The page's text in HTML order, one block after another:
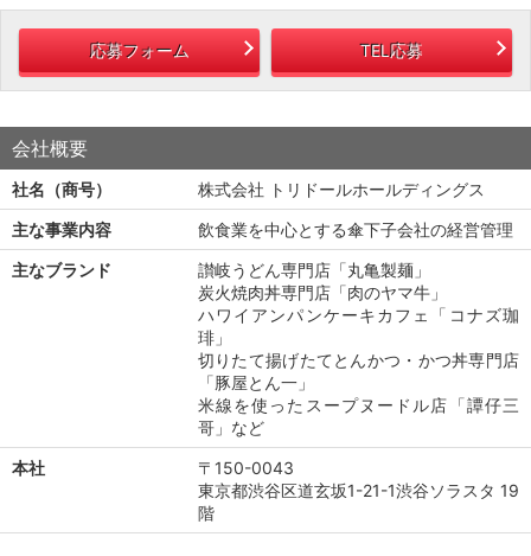
応募フォーム TEL応募
会社概要
社名（商号）
株式会社 トリドールホールディングス
主な事業内容
飲食業を中心とする傘下子会社の経営管理
主なブランド
讃岐うどん専門店「丸亀製麺」
炭火焼肉丼専門店「肉のヤマ牛」
ハワイアンパンケーキカフェ「コナズ珈
琲」
切りたて揚げたてとんかつ・かつ丼専門店
「豚屋とん一」
米線を使ったスープヌードル店「譚仔三
哥」など
本社
〒150-0043
東京都渋谷区道玄坂1-21-1渋谷ソラスタ 19
階